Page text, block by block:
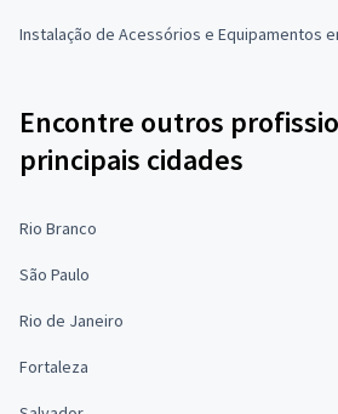
Instalação de Acessórios e Equipamentos
Encontre outros
principais cidades
Rio Branco
São Paulo
Rio de Janeiro
Fortaleza